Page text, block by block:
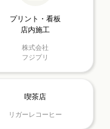
プリント・看板
店内施工
株式会社
フジプリ
喫茶店
リガーレコーヒー